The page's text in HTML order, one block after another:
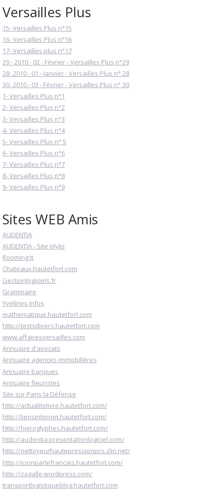
Versailles Plus
15- Versailles Plus n°15
16- Versailles Plus n°16
17- Versailles plus n°17
29 - 2010 - 02 - Février - Versailles Plus n°29
28- 2010 - 01 - Janvier - Versailles Plus n° 28
30- 2010 - 03 - Février - Versailles Plus n° 30
1- Versailles Plus n°1
2- Versailles Plus n°2
3- Versailles Plus n°3
4- Versailles Plus n°4
5- Versailles Plus n° 5
6- Versailles Plus n°6
7- Versailles Plus n°7
8- Versailles Plus n°8
9- Versailles Plus n°9
Sites WEB Amis
AUDENTIA
AUDENTIA - Site Idylis
Rooming'it
Chateaux.hautetfort.com
Gestionlogiciels.fr
Grammaire
Yvelines infos
mathematique.hautetfort.com
http://testsdivers.hautetfort.com
www.affairesversailles.com
Annuaire d'avocats
Annuaire agences immobilières
Annuaire banques
Annuaire fleuristes
Site sur Paris la Défense
http://actualitelivre.hautetfort.com/
http://liensinternet.hautetfort.com/
http://hieroglyphes.hautetfort.com/
http://audentia.presentationlogiciel.com/
http://nettoyeurhautepressionpro.zlio.net/
http://icionparlefrancais.hautetfort.com/
http://zagalle.wordpress.com/
transportlogistiqueblog.hautetfort.com